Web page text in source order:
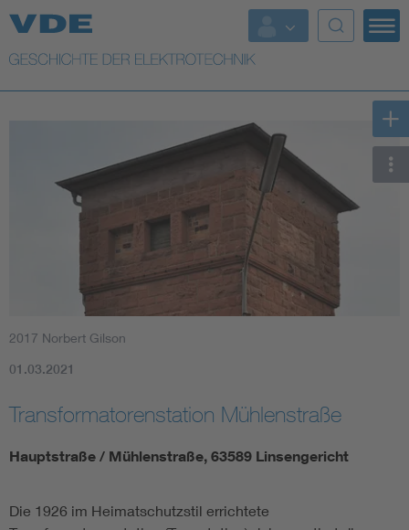
Top Themen
Weitere Themen
2017 Norbert Gilson
01.03.2021
Transformatorenstation Mühlenstraße
Hauptstraße / Mühlenstraße, 63589 Linsengericht
Die 1926 im Heimatschutzstil errichtete